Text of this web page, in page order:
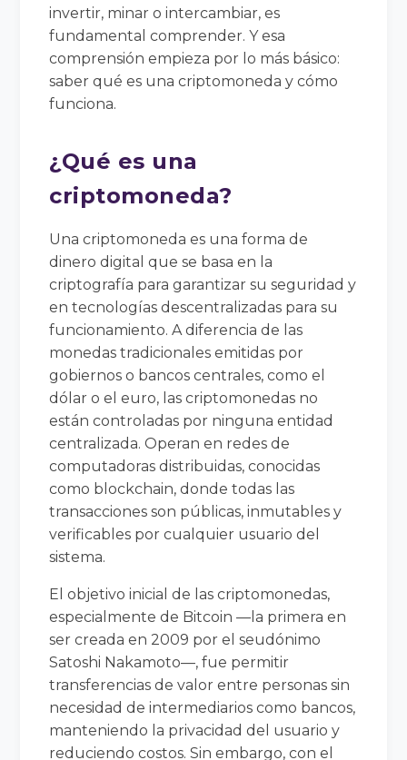
invertir, minar o intercambiar, es
fundamental comprender. Y esa
comprensión empieza por lo más básico:
saber qué es una criptomoneda y cómo
funciona.
¿Qué es una
criptomoneda?
Una criptomoneda es una forma de
dinero digital que se basa en la
criptografía para garantizar su seguridad y
en tecnologías descentralizadas para su
funcionamiento. A diferencia de las
monedas tradicionales emitidas por
gobiernos o bancos centrales, como el
dólar o el euro, las criptomonedas no
están controladas por ninguna entidad
centralizada. Operan en redes de
computadoras distribuidas, conocidas
como blockchain, donde todas las
transacciones son públicas, inmutables y
verificables por cualquier usuario del
sistema.
El objetivo inicial de las criptomonedas,
especialmente de Bitcoin —la primera en
ser creada en 2009 por el seudónimo
Satoshi Nakamoto—, fue permitir
transferencias de valor entre personas sin
necesidad de intermediarios como bancos,
manteniendo la privacidad del usuario y
reduciendo costos. Sin embargo, con el